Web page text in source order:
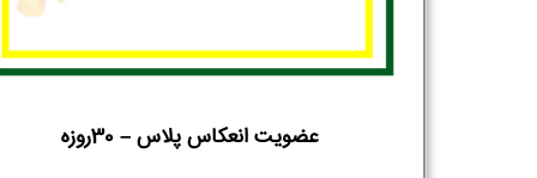
عضویت انعکاس پلاس – 30روزه